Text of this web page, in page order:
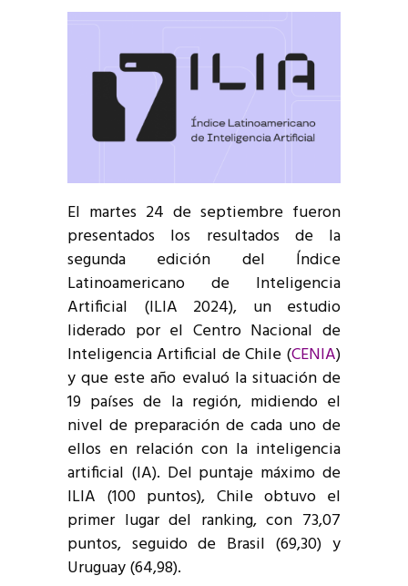
El martes 24 de septiembre fueron
presentados los resultados de la
segunda edición del Índice
Latinoamericano de Inteligencia
Artificial (ILIA 2024), un estudio
liderado por el Centro Nacional de
Inteligencia Artificial de Chile (CENIA)
y que este año evaluó la situación de
19 países de la región, midiendo el
nivel de preparación de cada uno de
ellos en relación con la inteligencia
artificial (IA). Del puntaje máximo de
ILIA (100 puntos), Chile obtuvo el
primer lugar del ranking, con 73,07
puntos, seguido de Brasil (69,30) y
Uruguay (64,98).